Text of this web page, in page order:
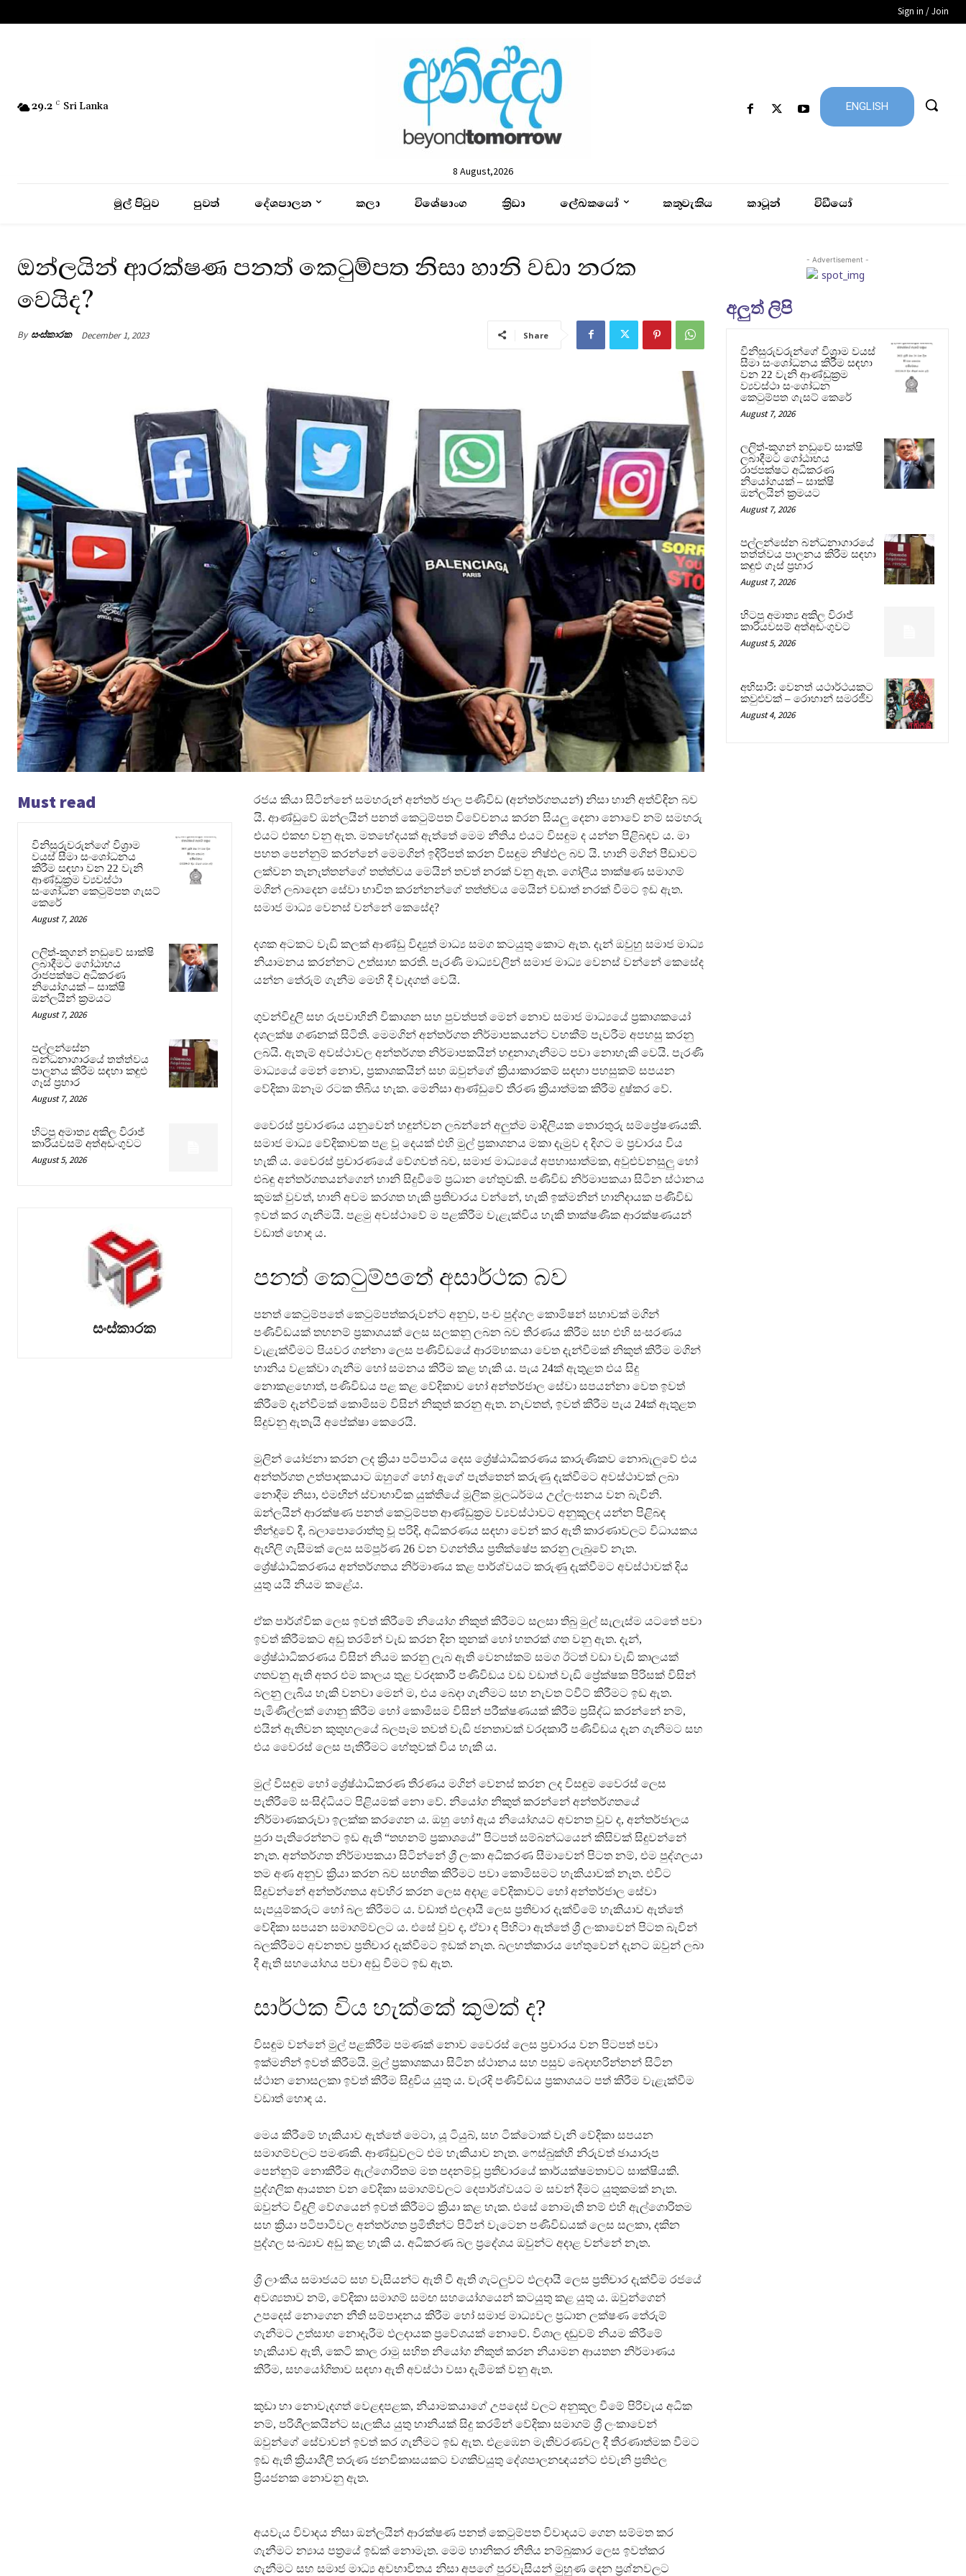
Sign in / Join
29.2 C Sri Lanka
8 August,2026
ENGLISH
මුල් පිටුව පුවත් දේශපාලන කලා විශේෂාංග ක්‍රිඩා ලේඛකයෝ කතුවැකිය කාටූන් විඩීයෝ
ඔන්ලයින් ආරක්ෂණ පනත් කෙටුම්පත නිසා හානි වඩා නරක
වෙයිද?
By සංස්කාරක December 1, 2023 Share
Must read
විනිසුරුවරුන්ගේ විශ්‍රාම
වයස් සීමා සංශෝධනය
කිරීම සඳහා වන 22 වැනි
ආණ්ඩුක්‍රම ව්‍යවස්ථා
සංශෝධන කෙටුම්පත ගැසට්
කෙරේ
August 7, 2026
ලලිත්-කූගන් නඩුවේ සාක්ෂි
ලබාදීමට ගෝඨාභය
රාජපක්ෂට අධිකරණ
නියෝගයක් – සාක්ෂි
ඔන්ලයින් ක්‍රමයට
August 7, 2026
පල්ලන්සේන
බන්ධනාගාරයේ තත්ත්වය
පාලනය කිරීම සඳහා කඳුළු
ගෑස් ප්‍රහාර
August 7, 2026
හිටපු අමාත්‍ය අකිල විරාජ්
කාරියවසම් අත්අඩංගුවට
August 5, 2026
සංස්කාරක
රජය කියා සිටින්නේ සමහරුන් අන්තර් ජාල පණිවිඩ (අන්තර්ගතයන්) නිසා හානි අත්විඳින බව
යි. ආණ්ඩුවේ ඔන්ලයින් පනත් කෙටුම්පත විවේචනය කරන සියලු දෙනා නොවේ නම් සමහරු
එයට එකඟ වනු ඇත. මතභේදයක් ඇත්තේ මෙම නීතිය එයට විසඳුම ද යන්න පිළිබඳව ය. මා
පහත පෙන්නුම් කරන්නේ මෙමගින් ඉදිරිපත් කරන විසඳුම නිෂ්ඵල බව යි. හානි මගින් පීඩාවට
ලක්වන තැනැත්තන්ගේ තත්ත්වය මෙයින් තවත් නරක් වනු ඇත. ගෝලීය තාක්ෂණ සමාගම්
මගින් ලබාදෙන සේවා භාවිත කරන්නන්ගේ තත්ත්වය මෙයින් වඩාත් නරක් වීමට ඉඩ ඇත.
සමාජ මාධ්‍ය වෙනස් වන්නේ කෙසේද?
දශක අටකට වැඩි කලක් ආණ්ඩු විද්‍යුත් මාධ්‍ය සමග කටයුතු කොට ඇත. දැන් ඔවුහු සමාජ මාධ්‍ය
නියාමනය කරන්නට උත්සාහ කරති. පැරණි මාධ්‍යවලින් සමාජ මාධ්‍ය වෙනස් වන්නේ කෙසේද
යන්න තේරුම් ගැනීම මෙහි දී වැදගත් වෙයි.
ගුවන්විදුලි සහ රුපවාහිනී විකාශන සහ පුවත්පත් මෙන් නොව සමාජ මාධ්‍යයේ ප්‍රකාශකයෝ
දශලක්ෂ ගණනක් සිටිති. මෙමගින් අන්තර්ගත නිර්මාපකයන්ට වහකීම් පැවරීම අපහසු කරනු
ලබයි. ඇතැම් අවස්ථාවල අන්තර්ගත නිර්මාපකයින් හඳුනාගැනීමට පවා නොහැකි වෙයි. පැරණි
මාධ්‍යයේ මෙන් නොව, ප්‍රකාශකයින් සහ ඔවුන්ගේ ක්‍රියාකාරකම් සඳහා පහසුකම් සපයන
වේදිකා ඕනෑම රටක තිබිය හැක. මෙනිසා ආණ්ඩුවේ තීරණ ක්‍රියාත්මක කිරීම දුෂ්කර වේ.
වෛරස් ප්‍රචාරණය යනුවෙන් හඳුන්වන ලබන්නේ අලුත්ම මාදිලියක තොරතුරු සම්ප්‍රේෂණයකි.
සමාජ මාධ්‍ය වේදිකාවක පළ වූ දෙයක් එහි මුල් ප්‍රකාශනය මකා දැමුව ද දිගට ම ප්‍රචාරය විය
හැකි ය. වෛරස් ප්‍රචාරණයේ වේගවත් බව, සමාජ මාධ්‍යයේ අපහාසාත්මක, අවුළුවනසුලු හෝ
එබඳු අන්තර්ගතයන්ගෙන් හානි සිදුවීමේ ප්‍රධාන හේතුවකි. පණිවිඩ නිර්මාපකයා සිටින ස්ථානය
කුමක් වුවත්, හානි අවම කරගත හැකි ප්‍රතිචාරය වන්නේ, හැකි ඉක්මනින් හානිදායක පණිවිඩ
ඉවත් කර ගැනීමයි. පළමු අවස්ථාවේ ම පළකිරීම වැළැක්විය හැකි තාක්ෂණික ආරක්ෂණයන්
වඩාත් හොඳ ය.
පනත් කෙටුම්පතේ අසාර්ථක බව
පනත් කෙටුම්පතේ කෙටුම්පත්කරුවන්ට අනුව, පංච පුද්ගල කොමිෂන් සභාවක් මගින්
පණිවිඩයක් තහනම් ප්‍රකාශයක් ලෙස සලකනු ලබන බව තීරණය කිරීම සහ එහි සංසරණය
වැළැක්වීමට පියවර ගන්නා ලෙස පණිවිඩයේ ආරම්භකයා වෙත දැන්වීමක් නිකුත් කිරීම මගින්
හානිය වළක්වා ගැනීම හෝ සමනය කිරීම කළ හැකි ය. පැය 24ක් ඇතුළත එය සිදු
නොකළහොත්, පණිවිඩය පළ කළ වේදිකාව හෝ අන්තර්ජාල සේවා සපයන්නා වෙත ඉවත්
කිරීමේ දැන්වීමක් කොමිසම විසින් නිකුත් කරනු ඇත. නැවතත්, ඉවත් කිරීම පැය 24ක් ඇතුළත
සිදුවනු ඇතැයි අපේක්ෂා කෙරෙයි.
මුලින් යෝජනා කරන ලද ක්‍රියා පටිපාටිය දෙස ශ්‍රේෂ්ඨාධිකරණය කාරුණිකව නොබැලුවේ එය
අන්තර්ගත උත්පාදකයාට ඔහුගේ හෝ ඇගේ පැත්තෙන් කරුණු දැක්වීමට අවස්ථාවක් ලබා
නොදීම නිසා, එමඟින් ස්වාභාවික යුක්තියේ මූලික මූලධර්මය උල්ලංඝනය වන බැවිනි.
ඔන්ලයින් ආරක්ෂණ පනත් කෙටුම්පත ආණ්ඩුක්‍රම ව්‍යවස්ථාවට අනුකූලද යන්න පිළිබඳ
තීන්දුවේ දී, බලාපොරොත්තු වූ පරිදි, අධිකරණය සඳහා වෙන් කර ඇති කාරණාවලට විධායකය
ඇඟිලි ගැසීමක් ලෙස සම්පූර්ණ 26 වන වගන්තිය ප්‍රතික්ෂේප කරනු ලැබුවේ නැත.
ශ්‍රේෂ්ඨාධිකරණය අන්තර්ගතය නිර්මාණය කළ පාර්ශ්වයට කරුණු දැක්වීමට අවස්ථාවක් දිය
යුතු යයි නියම කළේය.
ඒක පාර්ශ්වික ලෙස ඉවත් කිරීමේ නියෝග නිකුත් කිරීමට සලසා තිබු මුල් සැලැස්ම යටතේ පවා
ඉවත් කිරීමකට අඩු තරමින් වැඩ කරන දින තුනක් හෝ හතරක් ගත වනු ඇත. දැන්,
ශ්‍රේෂ්ඨාධිකරණය විසින් නියම කරනු ලැබ ඇති වෙනස්කම් සමග ඊටත් වඩා වැඩි කාලයක්
ගතවනු ඇති අතර එම කාලය තුළ වරදකාරී පණිවිඩය වඩ වඩාත් වැඩි ප්‍රේක්ෂක පිරිසක් විසින්
බලනු ලැබිය හැකි වනවා මෙන් ම, එය බෙදා ගැනීමට සහ නැවත ට්වීට් කිරීමට ඉඩ ඇත.
පැමිණිල්ලක් ගොනු කිරීම හෝ කොමිසම විසින් පරීක්ෂණයක් කිරීම ප්‍රසිද්ධ කරන්නේ නම්,
එයින් ඇතිවන කුතුහලයේ බලපෑම තවත් වැඩි ජනතාවක් වරදකාරී පණිවිඩය දැන ගැනීමට සහ
එය වෛරස් ලෙස පැතිරීමට හේතුවක් විය හැකි ය.
මුල් විසඳුම හෝ ශ්‍රේෂ්ඨාධිකරණ තීරණය මගින් වෙනස් කරන ලද විසඳුම වෛරස් ලෙස
පැතිරීමේ සංසිද්ධියට පිළියමක් නො වේ. නියෝග නිකුත් කරන්නේ අන්තර්ගතයේ
නිර්මාණකරුවා ඉලක්ක කරගෙන ය. ඔහු හෝ ඇය නියෝගයට අවනත වුව ද, අන්තර්ජාලය
පුරා පැතිරෙන්නට ඉඩ ඇති “තහනම් ප්‍රකාශයේ” පිටපත් සම්බන්ධයෙන් කිසිවක් සිදුවන්නේ
නැත. අන්තර්ගත නිර්මාපකයා සිටින්නේ ශ්‍රී ලංකා අධිකරණ සීමාවෙන් පිටත නම්, එම පුද්ගලයා
තම අණ අනුව ක්‍රියා කරන බව සහතික කිරීමට පවා කොමිසමට හැකියාවක් නැත. එවිට
සිදුවන්නේ අන්තර්ගතය අවහිර කරන ලෙස අදාළ වේදිකාවට හෝ අන්තර්ජාල සේවා
සැපයුම්කරුට හෝ බල කිරීමට ය. වඩාත් ඵලදායී ලෙස ප්‍රතිචාර දැක්වීමේ හැකියාව ඇත්තේ
වේදිකා සපයන සමාගම්වලට ය. එසේ වුව ද, ඒවා ද පිහිටා ඇත්තේ ශ්‍රී ලංකාවෙන් පිටත බැවින්
බලකිරීමට අවනතව ප්‍රතිචාර දැක්වීමට ඉඩක් නැත. බලහත්කාරය හේතුවෙන් දැනට ඔවුන් ලබා
දී ඇති සහයෝගය පවා අඩු වීමට ඉඩ ඇත.
සාර්ථක විය හැක්කේ කුමක් ද?
විසඳුම වන්නේ මුල් පළකිරීම පමණක් නොව වෛරස් ලෙස ප්‍රචාරය වන පිටපත් පවා
ඉක්මනින් ඉවත් කිරීමයි. මුල් ප්‍රකාශකයා සිටින ස්ථානය සහ පසුව බෙදාහරින්නන් සිටින
ස්ථාන නොසලකා ඉවත් කිරීම සිදුවිය යුතු ය. වැරදි පණිවිඩය ප්‍රකාශයට පත් කිරීම වැළැක්වීම
වඩාත් හොඳ ය.
මෙය කිරීමේ හැකියාව ඇත්තේ මෙටා, යූ ටියුබ්, සහ ටික්ටොක් වැනි වේදිකා සපයන
සමාගම්වලට පමණකි. ආණ්ඩුවලට එම හැකියාව නැත. ෆෙස්බුක්හි නිරුවත් ඡායාරූප
පෙන්නුම් නොකිරීම ඇල්ගොරිතම මත පදනම්වූ ප්‍රතිචාරයේ කාර්යක්ෂමතාවට සාක්ෂියකි.
පුද්ගලික ආයතන වන වේදිකා සමාගම්වලට දෙපාර්ශ්වයට ම සවන් දීමට යුතුකමක් නැත.
ඔවුන්ට විදුලි වේගයෙන් ඉවත් කිරීමට ක්‍රියා කළ හැක. එසේ නොමැති නම් එහි ඇල්ගොරිතම
සහ ක්‍රියා පටිපාටිවල අන්තර්ගත ප්‍රමිතීන්ට පිටින් වැටෙන පණිවිඩයක් ලෙස සලකා, දකින
පුද්ගල සංඛ්‍යාව අඩු කළ හැකි ය. අධිකරණ බල ප්‍රදේශය ඔවුන්ට අදාළ වන්නේ නැත.
ශ්‍රී ලාංකීය සමාජයට සහ වැසියන්ට ඇති වී ඇති ගැටලුවට ඵලදායී ලෙස ප්‍රතිචාර දැක්වීම රජයේ
අවශ්‍යතාව නම්, වේදිකා සමාගම් සමඟ සහයෝගයෙන් කටයුතු කළ යුතු ය. ඔවුන්ගෙන්
උපදෙස් නොගෙන නීති සම්පාදනය කිරීම හෝ සමාජ මාධ්‍යවල ප්‍රධාන ලක්ෂණ තේරුම්
ගැනීමට උත්සාහ නොදැරීම ඵලදායක ප්‍රවේශයක් නොවේ. විශාල දඬුවම් නියම කිරීමේ
හැකියාව ඇති, කෙටි කාල රාමු සහිත නියෝග නිකුත් කරන නියාමන ආයතන නිර්මාණය
කිරීම, සහයෝගිතාව සඳහා ඇති අවස්ථා වසා දැමීමක් වනු ඇත.
කුඩා හා නොවැදගත් වෙළඳපළක, නියාමකයාගේ උපදෙස් වලට අනුකූල වීමේ පිරිවැය අධික
නම්, පරිශීලකයින්ට සැලකිය යුතු හානියක් සිදු කරමින් වේදිකා සමාගම් ශ්‍රී ලංකාවෙන්
ඔවුන්ගේ සේවාවන් ඉවත් කර ගැනීමට ඉඩ ඇත. එළඹෙන මැතිවරණවල දී තීරණාත්මක වීමට
ඉඩ ඇති ක්‍රියාශීලී තරුණ ජනවිකාසයකට වගකිවයුතු දේශපාලනඥයන්ට එවැනි ප්‍රතිඵල
ප්‍රියජනක නොවනු ඇත.
අයවැය විවාදය නිසා ඔන්ලයින් ආරක්ෂණ පනත් කෙටුම්පත විවාදයට ගෙන සම්මත කර
ගැනීමට න්‍යාය පත්‍රයේ ඉඩක් නොමැත. මෙම හානිකර නීතිය නම්බුකාර ලෙස ඉවත්කර
ගැනීමට සහ සමාජ මාධ්‍ය අවභාවිතය නිසා අපගේ පුරවැසියන් මුහුණ දෙන ප්‍රශ්නවලට
- Advertisement -
අලුත් ලිපි
විනිසුරුවරුන්ගේ විශ්‍රාම වයස්
සීමා සංශෝධනය කිරීම සඳහා
වන 22 වැනි ආණ්ඩුක්‍රම
ව්‍යවස්ථා සංශෝධන
කෙටුම්පත ගැසට් කෙරේ
August 7, 2026
ලලිත්-කූගන් නඩුවේ සාක්ෂි
ලබාදීමට ගෝඨාභය
රාජපක්ෂට අධිකරණ
නියෝගයක් – සාක්ෂි
ඔන්ලයින් ක්‍රමයට
August 7, 2026
පල්ලන්සේන බන්ධනාගාරයේ
තත්ත්වය පාලනය කිරීම සඳහා
කඳුළු ගෑස් ප්‍රහාර
August 7, 2026
හිටපු අමාත්‍ය අකිල විරාජ්
කාරියවසම් අත්අඩංගුවට
August 5, 2026
අභිසාරී: වෙනත් යථාර්ථයකට
කවුළුවක් – රොහාන් සමරජීව
August 4, 2026